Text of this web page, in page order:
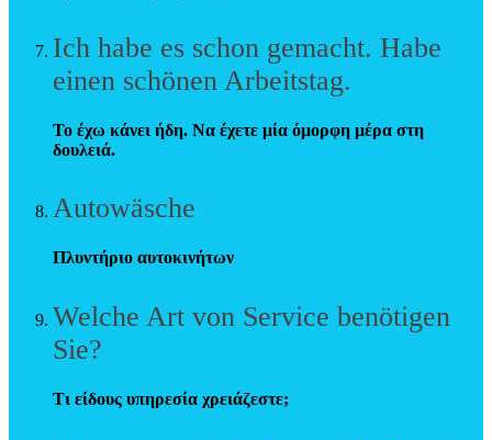
Ich habe es schon gemacht. Habe
einen schönen Arbeitstag.
Το έχω κάνει ήδη. Να έχετε μία όμορφη μέρα στη
δουλειά.
Autowäsche
Πλυντήριο αυτοκινήτων
Welche Art von Service benötigen
Sie?
Τι είδους υπηρεσία χρειάζεστε;